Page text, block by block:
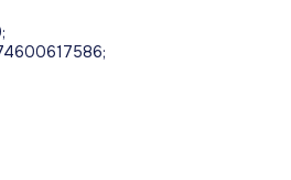
И БЕСКОНТАКТНАЯ
GARMIN PAY